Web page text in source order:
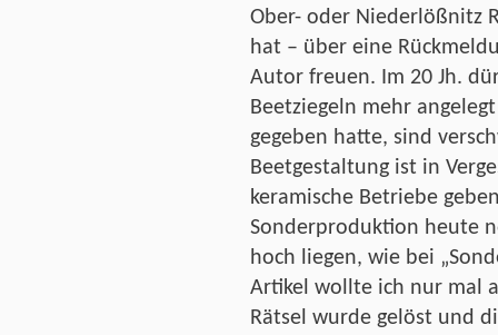
Ober- oder Niederlößnitz
hat – über eine
Autor freuen. Im 20 Jh.
Beetziegeln mehr
gegeben hatte, sind
Beetgestaltung ist in
keramische Betriebe
Sonderproduktion heute
hoch liegen, wie bei
Artikel wollte ich nur mal
Rätsel wurde gelöst und